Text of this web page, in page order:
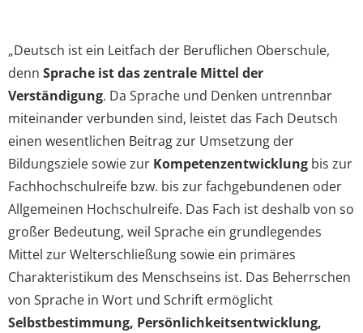
„Deutsch ist ein Leitfach der Beruflichen Oberschule,
denn Sprache ist das zentrale Mittel der
Verständigung. Da Sprache und Denken untrennbar
miteinander verbunden sind, leistet das Fach Deutsch
einen wesentlichen Beitrag zur Umsetzung der
Bildungsziele sowie zur Kompetenzentwicklung bis zur
Fachhochschulreife bzw. bis zur fachgebundenen oder
Allgemeinen Hochschulreife. Das Fach ist deshalb von so
großer Bedeutung, weil Sprache ein grundlegendes
Mittel zur Welterschließung sowie ein primäres
Charakteristikum des Menschseins ist. Das Beherrschen
von Sprache in Wort und Schrift ermöglicht
Selbstbestimmung, Persönlichkeitsentwicklung,